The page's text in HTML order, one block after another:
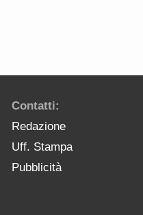
Contatti:
Redazione
Uff. Stampa
Pubblicità